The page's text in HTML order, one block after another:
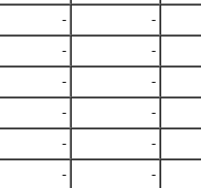
- -
- -
- -
- -
- -
- -